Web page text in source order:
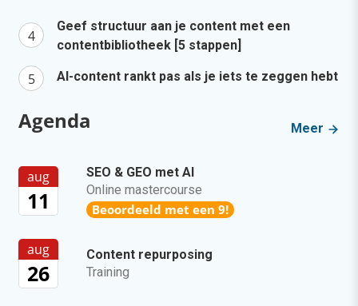
Geef structuur aan je content met een
contentbibliotheek [5 stappen]
AI-content rankt pas als je iets te zeggen hebt
Agenda Meer
aug
11
SEO & GEO met AI
Online mastercourse
Beoordeeld met een 9!
aug
26
Content repurposing
Training